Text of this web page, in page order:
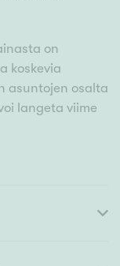
on
koskevia
asuntojen osalta
langeta viime